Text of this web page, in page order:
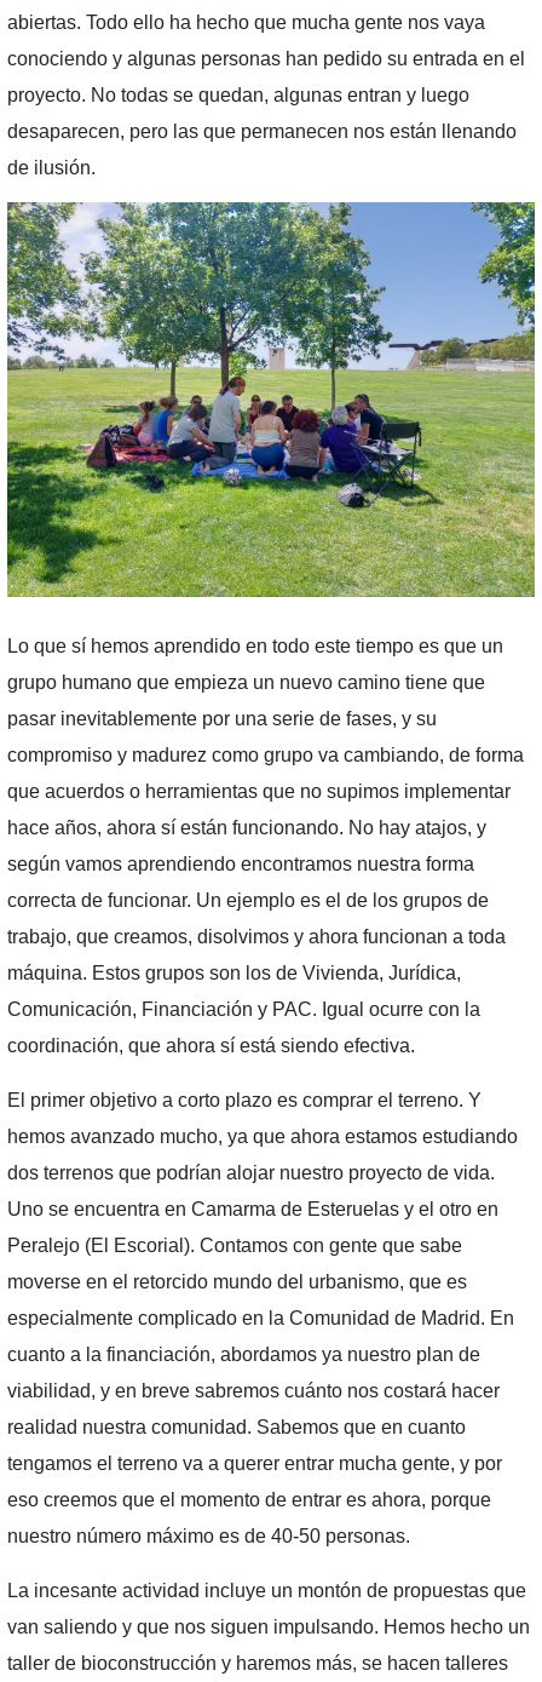
abiertas. Todo ello ha hecho que mucha gente nos vaya
conociendo y algunas personas han pedido su entrada en el
proyecto. No todas se quedan, algunas entran y luego
desaparecen, pero las que permanecen nos están llenando
de ilusión.
Lo que sí hemos aprendido en todo este tiempo es que un
grupo humano que empieza un nuevo camino tiene que
pasar inevitablemente por una serie de fases, y su
compromiso y madurez como grupo va cambiando, de forma
que acuerdos o herramientas que no supimos implementar
hace años, ahora sí están funcionando. No hay atajos, y
según vamos aprendiendo encontramos nuestra forma
correcta de funcionar. Un ejemplo es el de los grupos de
trabajo, que creamos, disolvimos y ahora funcionan a toda
máquina. Estos grupos son los de Vivienda, Jurídica,
Comunicación, Financiación y PAC. Igual ocurre con la
coordinación, que ahora sí está siendo efectiva.
El primer objetivo a corto plazo es comprar el terreno. Y
hemos avanzado mucho, ya que ahora estamos estudiando
dos terrenos que podrían alojar nuestro proyecto de vida.
Uno se encuentra en Camarma de Esteruelas y el otro en
Peralejo (El Escorial). Contamos con gente que sabe
moverse en el retorcido mundo del urbanismo, que es
especialmente complicado en la Comunidad de Madrid. En
cuanto a la financiación, abordamos ya nuestro plan de
viabilidad, y en breve sabremos cuánto nos costará hacer
realidad nuestra comunidad. Sabemos que en cuanto
tengamos el terreno va a querer entrar mucha gente, y por
eso creemos que el momento de entrar es ahora, porque
nuestro número máximo es de 40-50 personas.
La incesante actividad incluye un montón de propuestas que
van saliendo y que nos siguen impulsando. Hemos hecho un
taller de bioconstrucción y haremos más, se hacen talleres